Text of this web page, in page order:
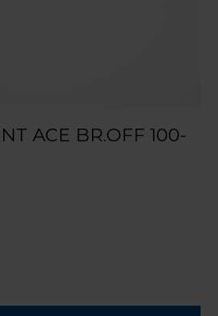
ACE BR.OFF 100-